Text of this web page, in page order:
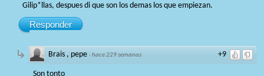
Gilip*llas, despues di que son los demas los que empiezan.
Responder
+9
Brais , pepe ·hace 229 semanas
Son tonto